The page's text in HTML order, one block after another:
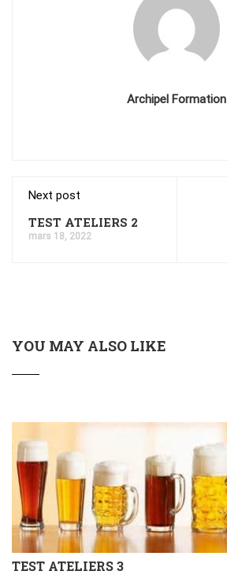
Archipel Formation
Next post
TEST ATELIERS 2
mars 18, 2022
YOU MAY ALSO LIKE
TEST ATELIERS 3